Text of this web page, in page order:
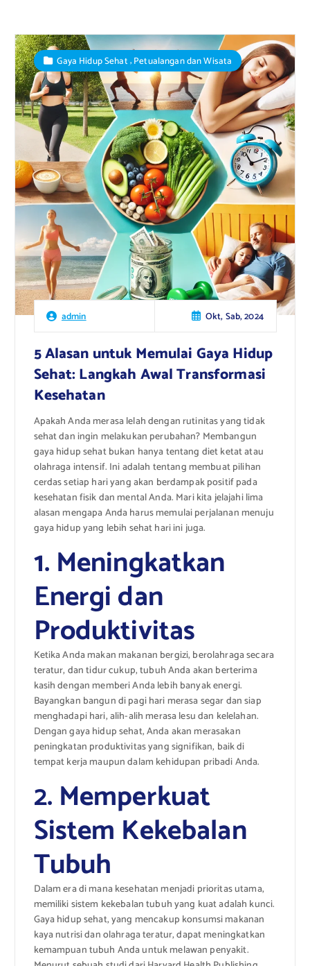
admin Okt, Sab, 2024
Gaya Hidup Sehat,Petualangan dan Wisata
5 Alasan untuk Memulai Gaya Hidup
Sehat: Langkah Awal Transformasi
Kesehatan
Apakah Anda merasa lelah dengan rutinitas yang tidak
sehat dan ingin melakukan perubahan? Membangun
gaya hidup sehat bukan hanya tentang diet ketat atau
olahraga intensif. Ini adalah tentang membuat pilihan
cerdas setiap hari yang akan berdampak positif pada
kesehatan fisik dan mental Anda. Mari kita jelajahi lima
alasan mengapa Anda harus memulai perjalanan menuju
gaya hidup yang lebih sehat hari ini juga.
1. Meningkatkan
Energi dan
Produktivitas
Ketika Anda makan makanan bergizi, berolahraga secara
teratur, dan tidur cukup, tubuh Anda akan berterima
kasih dengan memberi Anda lebih banyak energi.
Bayangkan bangun di pagi hari merasa segar dan siap
menghadapi hari, alih-alih merasa lesu dan kelelahan.
Dengan gaya hidup sehat, Anda akan merasakan
peningkatan produktivitas yang signifikan, baik di
tempat kerja maupun dalam kehidupan pribadi Anda.
2. Memperkuat
Sistem Kekebalan
Tubuh
Dalam era di mana kesehatan menjadi prioritas utama,
memiliki sistem kekebalan tubuh yang kuat adalah kunci.
Gaya hidup sehat, yang mencakup konsumsi makanan
kaya nutrisi dan olahraga teratur, dapat meningkatkan
kemampuan tubuh Anda untuk melawan penyakit.